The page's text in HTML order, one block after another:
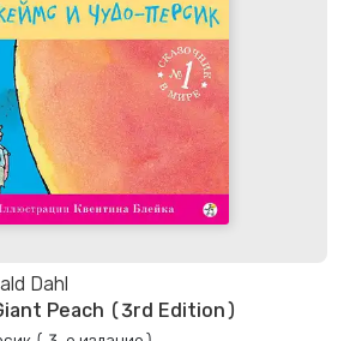
Dahl
Peach (3rd Edition)